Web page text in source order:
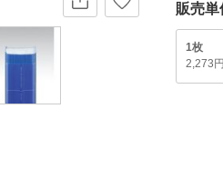
販売単
1枚
2,273円